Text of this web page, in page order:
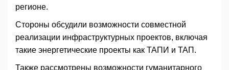
регионе.
Стороны обсудили возможности совместной
реализации инфраструктурных проектов, включая
такие энергетические проекты как ТАПИ и ТАП.
Также рассмотрены возможности гуманитарного